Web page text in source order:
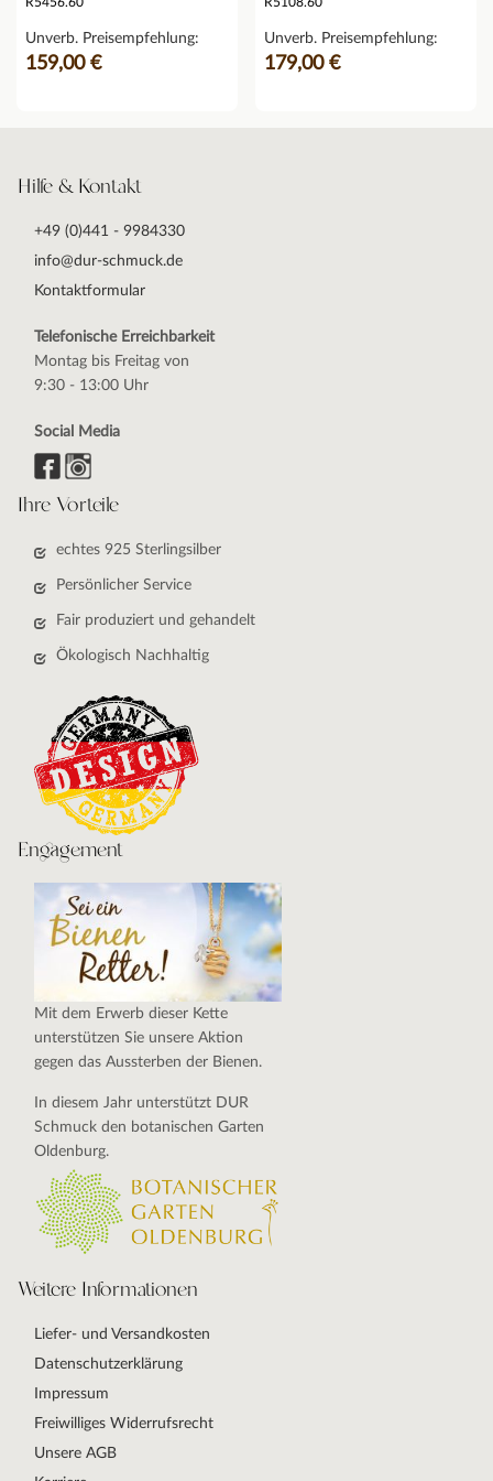
Unverb. Preisempfehlung:
159,00 €
Unverb. Preisempfehlung:
179,00 €
Hilfe & Kontakt
+49 (0)441 - 9984330
info@dur-schmuck.de
Kontaktformular
Telefonische Erreichbarkeit
Montag bis Freitag von
9:30 - 13:00 Uhr
Social Media
Ihre Vorteile
echtes 925 Sterlingsilber
Persönlicher Service
Fair produziert und gehandelt
Ökologisch Nachhaltig
Engagement
Mit dem Erwerb dieser Kette
unterstützen Sie unsere Aktion
gegen das Aussterben der Bienen.
In diesem Jahr unterstützt DUR
Schmuck den botanischen Garten
Oldenburg.
Weitere Informationen
Liefer- und Versandkosten
Datenschutzerklärung
Impressum
Freiwilliges Widerrufsrecht
Unsere AGB